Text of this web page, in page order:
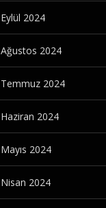
Eylül 2024
Ağustos 2024
Temmuz 2024
Haziran 2024
Mayıs 2024
Nisan 2024